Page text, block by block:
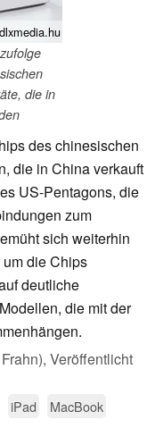
die in
des chinesischen
die in China verkauft
US-Pentagons, die
zum
sich weiterhin
die Chips
deutliche
die mit der
Veröffentlicht
iPad MacBook